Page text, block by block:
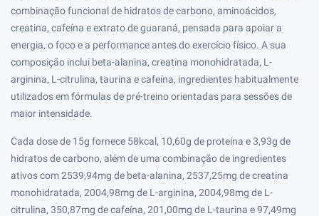
combinação funcional de hidratos de carbono, aminoácidos,
creatina, cafeína e extrato de guaraná, pensada para apoiar a
energia, o foco e a performance antes do exercício físico. A sua
composição inclui beta-alanina, creatina monohidratada, L-
arginina, L-citrulina, taurina e cafeína, ingredientes habitualmente
utilizados em fórmulas de pré-treino orientadas para sessões de
maior intensidade.
Cada dose de 15g fornece 58kcal, 10,60g de proteína e 3,93g de
hidratos de carbono, além de uma combinação de ingredientes
ativos com 2539,94mg de beta-alanina, 2537,25mg de creatina
monohidratada, 2004,98mg de L-arginina, 2004,98mg de L-
citrulina, 350,87mg de cafeína, 201,00mg de L-taurina e 97,49mg